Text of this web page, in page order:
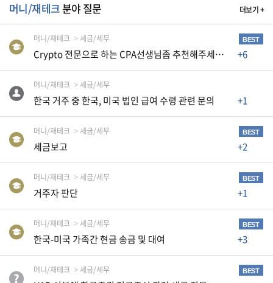
건
여
행/
미/
일
상
자
부
머니/재테크분야 질문 더보기 +
머니/재테크 세금/세무 BEST
Crypto 전문으로 하는 CPA선생님좀 추천해주세요~~ +6
머니/재테크 세금/세무
한국 거주 중 한국, 미국 법인 급여 수령 관련 문의 +1
머니/재테크 세금/세무 BEST
세금보고 +2
머니/재테크 세금/세무 BEST
거주자 판단 +1
머니/재테크 세금/세무 BEST
한국-미국 가족간 현금 송금 및 대여 +3
머니/재테크 세금/세무 BEST